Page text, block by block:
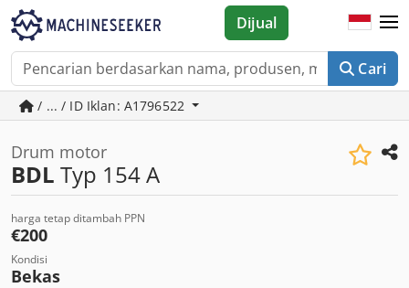
Cari
Dijual
/ ... / ID Iklan: A1796522
Drum motor
BDL Typ 154 A
harga tetap ditambah PPN
€200
Kondisi
Bekas